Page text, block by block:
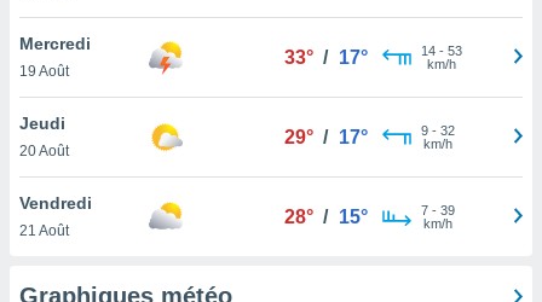
que
et que
Mercredi
19 Août
33° / 17° 14- 53
km/h
Jeudi
20 Août
29° / 17° 9- 32
km/h
Vendredi
21 Août
28° / 15° 7- 39
km/h
Graphiques météo